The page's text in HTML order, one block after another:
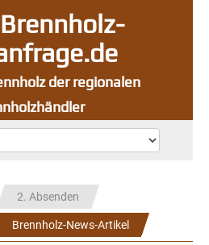
der regionalen
2. Absenden
Brennholz-News-Artikel